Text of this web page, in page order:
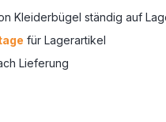
Kleiderbügel ständig auf
für Lagerartikel
Lieferung